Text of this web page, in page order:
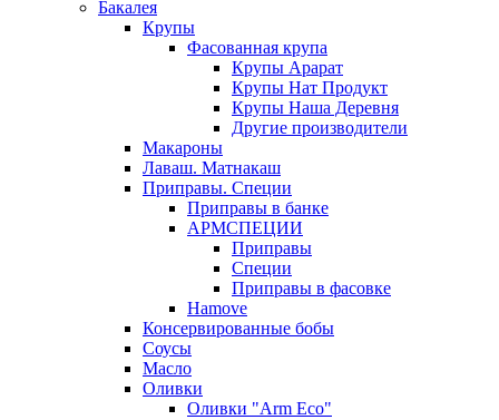
Бакалея
Крупы
Фасованная крупа
Крупы Арарат
Крупы Нат Продукт
Крупы Наша Деревня
Другие производители
Макароны
Лаваш. Матнакаш
Приправы. Специи
Приправы в банке
АРМСПЕЦИИ
Приправы
Специи
Приправы в фасовке
Hamove
Консервированные бобы
Соусы
Масло
Оливки
Оливки "Arm Eco"